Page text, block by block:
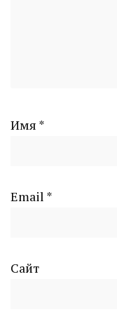
Имя *
Email *
Сайт